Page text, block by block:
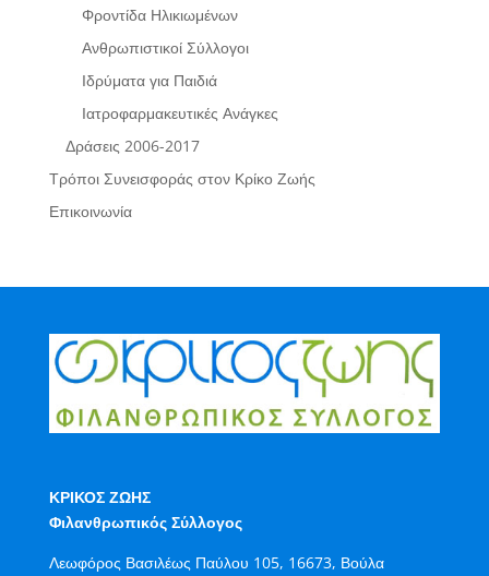
Φροντίδα Ηλικιωμένων
Ανθρωπιστικοί Σύλλογοι
Ιδρύματα για Παιδιά
Ιατροφαρμακευτικές Ανάγκες
Δράσεις 2006-2017
Τρόποι Συνεισφοράς στον Κρίκο Ζωής
Επικοινωνία
ΚΡΙΚΟΣ ΖΩΗΣ
Φιλανθρωπικός Σύλλογος
Λεωφόρος Βασιλέως Παύλου 105, 16673, Βούλα